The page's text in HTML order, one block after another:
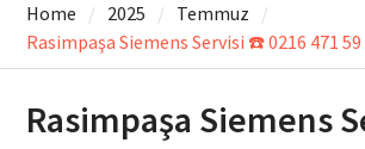
Home 2025
Temmuz
Rasimpaşa Siemens Servisi ☎️ 0216 471 59
Rasimpaşa Siemens